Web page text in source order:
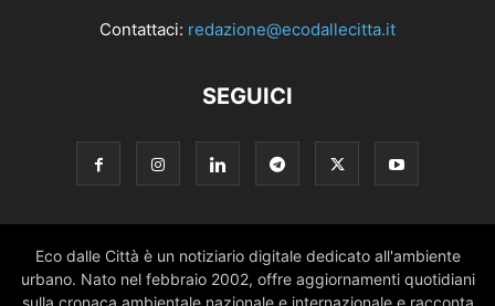
Contattaci: redazione@ecodallecitta.it
SEGUICI
Eco dalle Città è un notiziario digitale dedicato all'ambiente
urbano. Nato nel febbraio 2002, offre aggiornamenti quotidiani
sulla cronaca ambientale nazionale e internazionale e racconta